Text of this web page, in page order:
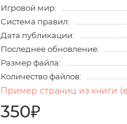
Игровой мир:
Система правил:
Дата публикации:
Последнее обновление:
Размер файла:
Количество файлов:
Пример страниц из книги
350₽